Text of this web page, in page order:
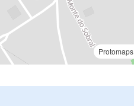
Protomaps